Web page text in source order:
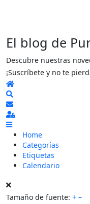
El blog de
Descubre nuestras
¡Suscríbete y no te
Home
Suscribirse a las
Sign In
Home
Categorías
Etiquetas
Calendario
Tamaño de fuente: + –